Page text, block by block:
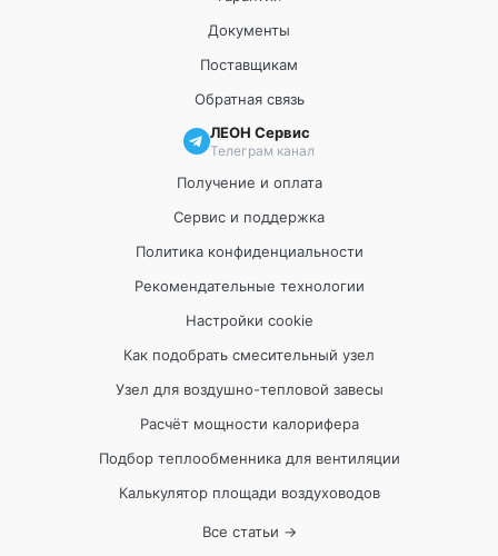
Документы
Поставщикам
Обратная связь
ЛЕОН Сервис
Телеграм канал
Получение и оплата
Сервис и поддержка
Политика конфиденциальности
Рекомендательные технологии
Настройки cookie
Как подобрать смесительный узел
Узел для воздушно-тепловой завесы
Расчёт мощности калорифера
Подбор теплообменника для вентиляции
Калькулятор площади воздуховодов
Все статьи →